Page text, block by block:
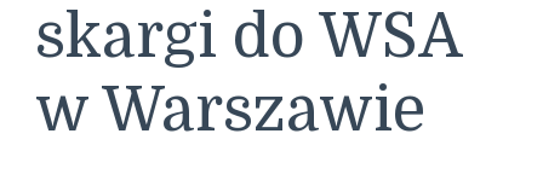
skargi do WSA
w Warszawie